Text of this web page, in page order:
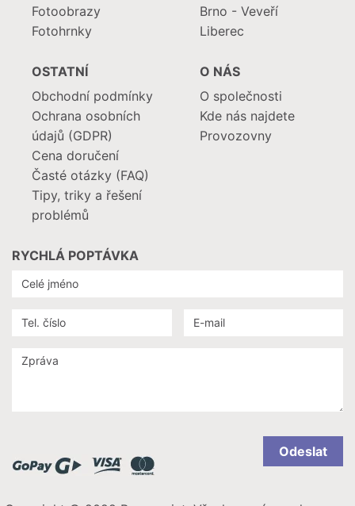
Fotoobrazy
Fotohrnky
Brno - Veveří
Liberec
OSTATNÍ
Obchodní podmínky
Ochrana osobních
údajů (GDPR)
Cena doručení
Časté otázky (FAQ)
Tipy, triky a řešení
problémů
O NÁS
O společnosti
Kde nás najdete
Provozovny
RYCHLÁ POPTÁVKA
Odeslat